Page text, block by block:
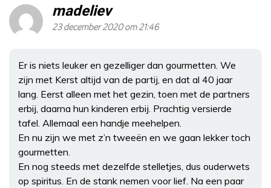
madeliev
23 december 2020 om 21:46
Er is niets leuker en gezelliger dan gourmetten. We
zijn met Kerst altijd van de partij, en dat al 40 jaar
lang. Eerst alleen met het gezin, toen met de partners
erbij, daarna hun kinderen erbij. Prachtig versierde
tafel. Allemaal een handje meehelpen.
En nu zijn we met z’n tweeën en we gaan lekker toch
gourmetten.
En nog steeds met dezelfde stelletjes, dus ouderwets
op spiritus. En de stank nemen voor lief. Na een paar